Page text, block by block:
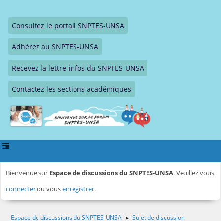
Consultez le portail SNPTES-UNSA
Adhérez au SNPTES-UNSA
Recevez la lettre-infos du SNPTES-UNSA
Contactez les sections académiques
Bienvenue sur Espace de discussions du SNPTES-UNSA. Veuillez vous
connecterou vousenregistrer.
Espace de discussions du SNPTES-UNSA ► Sujet de discussion